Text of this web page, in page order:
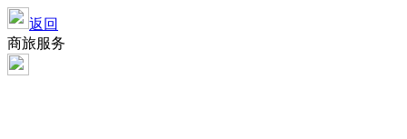
返回
商旅服务